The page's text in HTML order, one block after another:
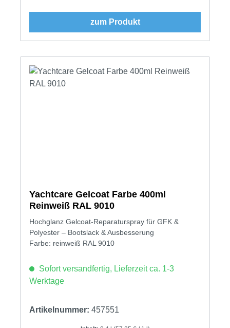
zum Produkt
Yachtcare Gelcoat Farbe 400ml
Reinweiß RAL 9010
Hochglanz Gelcoat-Reparaturspray für GFK &
Polyester – Bootslack & Ausbesserung
Farbe: reinweiß RAL 9010
Sofort versandfertig, Lieferzeit ca. 1-3
Werktage
Artikelnummer: 457551